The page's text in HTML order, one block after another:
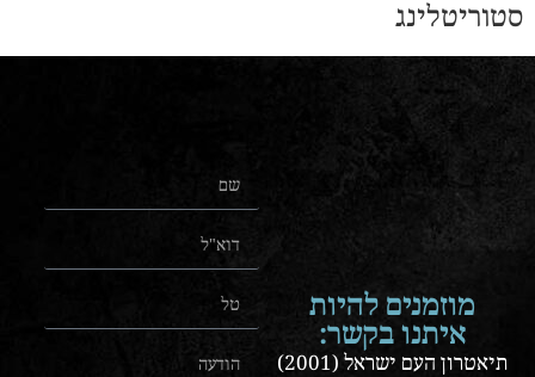
סטוריטלינג
מוזמנים להיות
איתנו בקשר:
תיאטרון העם ישראל (2001)